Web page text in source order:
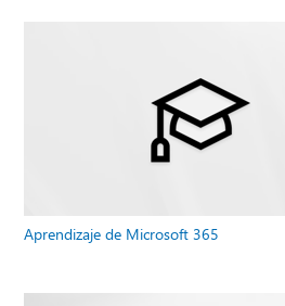
Aprendizaje de Microsoft 365